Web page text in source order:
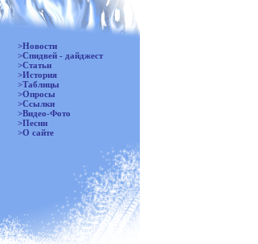
>Новости
>Спидвей - дайджест
>Статьи
>История
>Таблицы
>Опросы
>Ссылки
>Видео-Фото
>Песни
>О сайте